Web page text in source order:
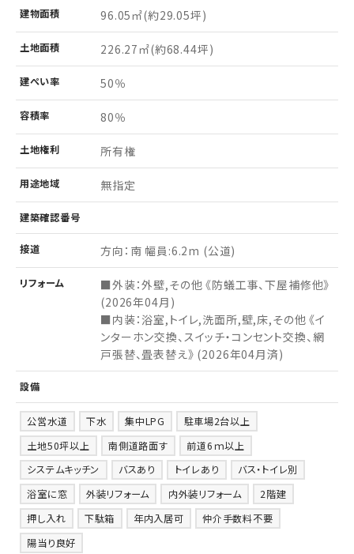
建物面積 96.05㎡(約29.05坪)
土地面積 226.27㎡(約68.44坪)
建ぺい率 50％
容積率 80％
土地権利 所有権
用途地域 無指定
建築確認番号
接道 方向：南 幅員:6.2m (公道)
リフォーム
■外装：外壁,その他 《防蟻工事、下屋補修他》
(2026年04月)
■内装：浴室,トイレ,洗面所,壁,床,その他 《イ
ンターホン交換、スイッチ・コンセント交換、網
戸張替、畳表替え》 (2026年04月済)
設備
公営水道 下水 集中LPG
駐車場2台以上
土地50坪以上
南側道路面す
前道6ｍ以上
システムキッチン
バスあり トイレあり
バス・トイレ別
浴室に窓
外装リフォーム 内外装リフォーム
2階建
押し入れ
下駄箱 年内入居可
仲介手数料不要
陽当り良好